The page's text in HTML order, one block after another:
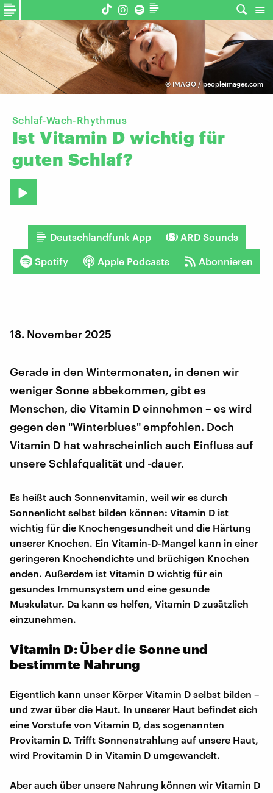
© IMAGO / peopleimages.com
Schlaf-Wach-Rhythmus
Ist Vitamin D wichtig für
guten Schlaf?
Deutschlandfunk App ARD Sounds
Spotify Apple Podcasts Abonnieren
18. November 2025
Gerade in den Wintermonaten, in denen wir
weniger Sonne abbekommen, gibt es
Menschen, die Vitamin D einnehmen – es wird
gegen den "Winterblues" empfohlen. Doch
Vitamin D hat wahrscheinlich auch Einfluss auf
unsere Schlafqualität und -dauer.
Es heißt auch Sonnenvitamin, weil wir es durch
Sonnenlicht selbst bilden können: Vitamin D ist
wichtig für die Knochengesundheit und die Härtung
unserer Knochen. Ein Vitamin-D-Mangel kann in einer
geringeren Knochendichte und brüchigen Knochen
enden. Außerdem ist Vitamin D wichtig für ein
gesundes Immunsystem und eine gesunde
Muskulatur. Da kann es helfen, Vitamin D zusätzlich
einzunehmen.
Vitamin D: Über die Sonne und
bestimmte Nahrung
Eigentlich kann unser Körper Vitamin D selbst bilden –
und zwar über die Haut. In unserer Haut befindet sich
eine Vorstufe von Vitamin D, das sogenannten
Provitamin D. Trifft Sonnenstrahlung auf unsere Haut,
wird Provitamin D in Vitamin D umgewandelt.
Aber auch über unsere Nahrung können wir Vitamin D